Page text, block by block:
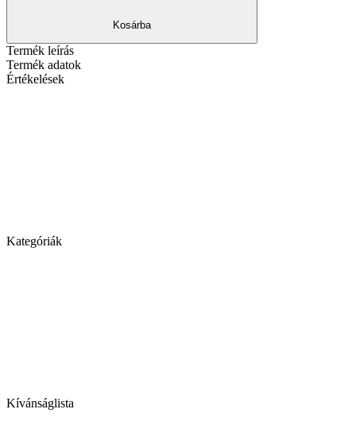
Kosárba
Termék leírás
Termék adatok
Értékelések
Kategóriák
Kívánságlista